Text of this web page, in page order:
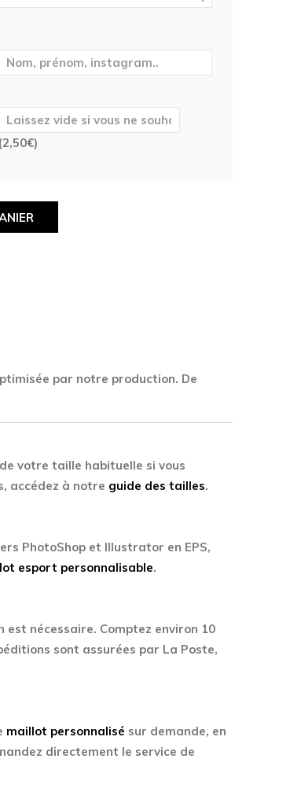
(2,50€)
par notre production. De
votre taille habituelle si vous
accédez à notre guide des tailles.
PhotoShop et Illustrator en EPS,
esport personnalisable.
nécessaire. Comptez environ 10
sont assurées par La Poste,
maillot personnalisé sur demande, en
directement le service de